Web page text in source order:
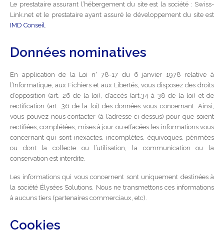
Le prestataire assurant l’hébergement du site est la société : Swiss-
Link.net et le prestataire ayant assuré le développement du site est
IMD Conseil.
Données nominatives
En application de la Loi n° 78-17 du 6 janvier 1978 relative à
l’Informatique, aux Fichiers et aux Libertés, vous disposez des droits
d’opposition (art. 26 de la loi), d’accès (art.34 à 38 de la loi) et de
rectification (art. 36 de la loi) des données vous concernant. Ainsi,
vous pouvez nous contacter (à l’adresse ci-dessus) pour que soient
rectifiées, complétées, mises à jour ou effacées les informations vous
concernant qui sont inexactes, incomplètes, équivoques, périmées
ou dont la collecte ou l’utilisation, la communication ou la
conservation est interdite.
Les informations qui vous concernent sont uniquement destinées à
la société Élysées Solutions. Nous ne transmettons ces informations
à aucuns tiers (partenaires commerciaux, etc).
Cookies